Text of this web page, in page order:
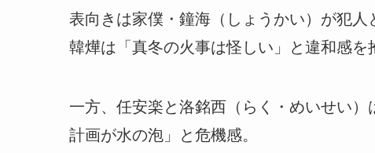
表向きは家僕・鐘海（しょうかい）が犯人
韓燁は「真冬の火事は怪しい」と違和感を
一方、任安楽と洛銘西（らく・めいせい
計画が水の泡」と危機感。